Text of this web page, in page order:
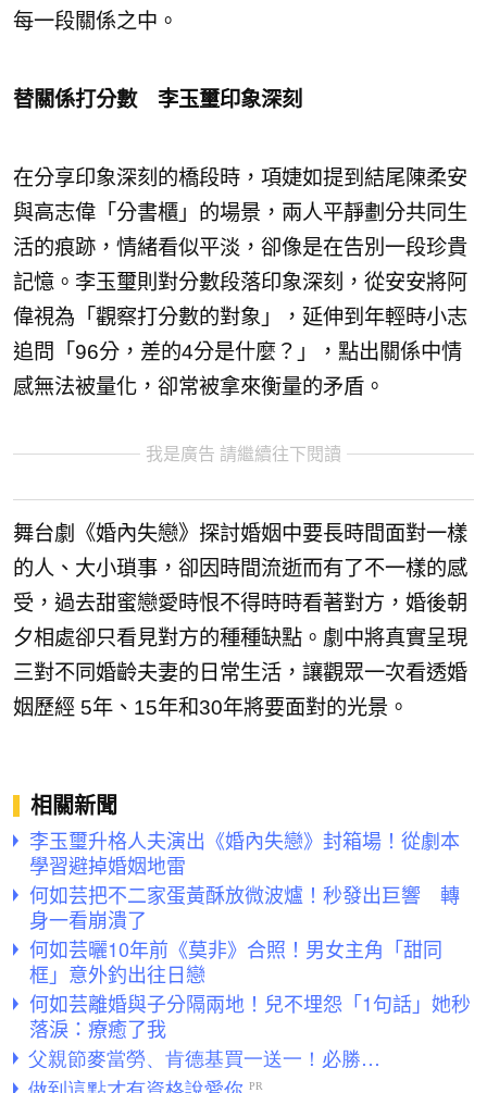
每一段關係之中。
替關係打分數 李玉璽印象深刻
在分享印象深刻的橋段時，項婕如提到結尾陳柔安
與⾼志偉「 分書櫃」的場景，兩人平靜劃分共同生
活的痕跡，情緒看似平淡， 卻像是在告別一段珍貴
記憶。李玉璽則對分數段落印象深刻， 從安安將阿
偉視為「觀察打分數的對象」，延伸到年輕時小志
追問「 96分，差的4分是什麼？」，點出關係中情
感無法被量化， 卻常被拿來衡量的矛盾。
我是廣告 請繼續往下閱讀
舞台劇《婚內失戀》探討婚姻中要長時間面對一樣
的人、大小瑣事， 卻因時間流逝而有了不一樣的感
受， 過去甜蜜戀愛時恨不得時時看著對方， 婚後朝
夕相處卻只看見對方的種種缺點。 劇中將真實呈現
三對不同婚齡夫妻的日常生活， 讓觀眾一次看透婚
姻歷經 5年、15年和30年將要面對的光景。
相關新聞
李玉璽升格人夫演出《婚內失戀》封箱場！從劇本
學習避掉婚姻地雷
何如芸把不二家蛋黃酥放微波爐！秒發出巨響 轉
身一看崩潰了
何如芸曬10年前《莫非》合照！男女主角「甜同
框」意外釣出往日戀
何如芸離婚與子分隔兩地！兒不埋怨「1句話」她秒
落淚：療癒了我